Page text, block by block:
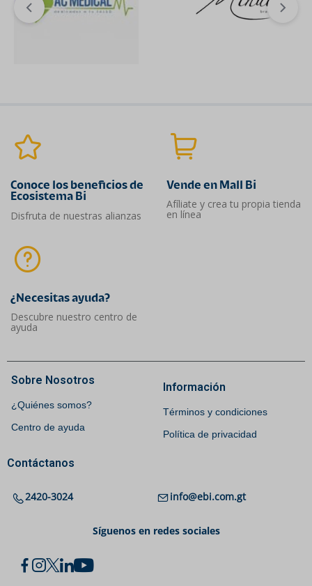
Conoce los beneficios de
Ecosistema Bi
Disfruta de nuestras alianzas
Vende en Mall Bi
Afíliate y crea tu propia tienda
en línea
¿Necesitas ayuda?​
Descubre nuestro centro de
ayuda
Sobre Nosotros
¿Quiénes somos?
Centro de ayuda
Información
Términos y condiciones
Política de privacidad
Contáctanos
2420-3024 info@ebi.com.gt
Síguenos en redes sociales